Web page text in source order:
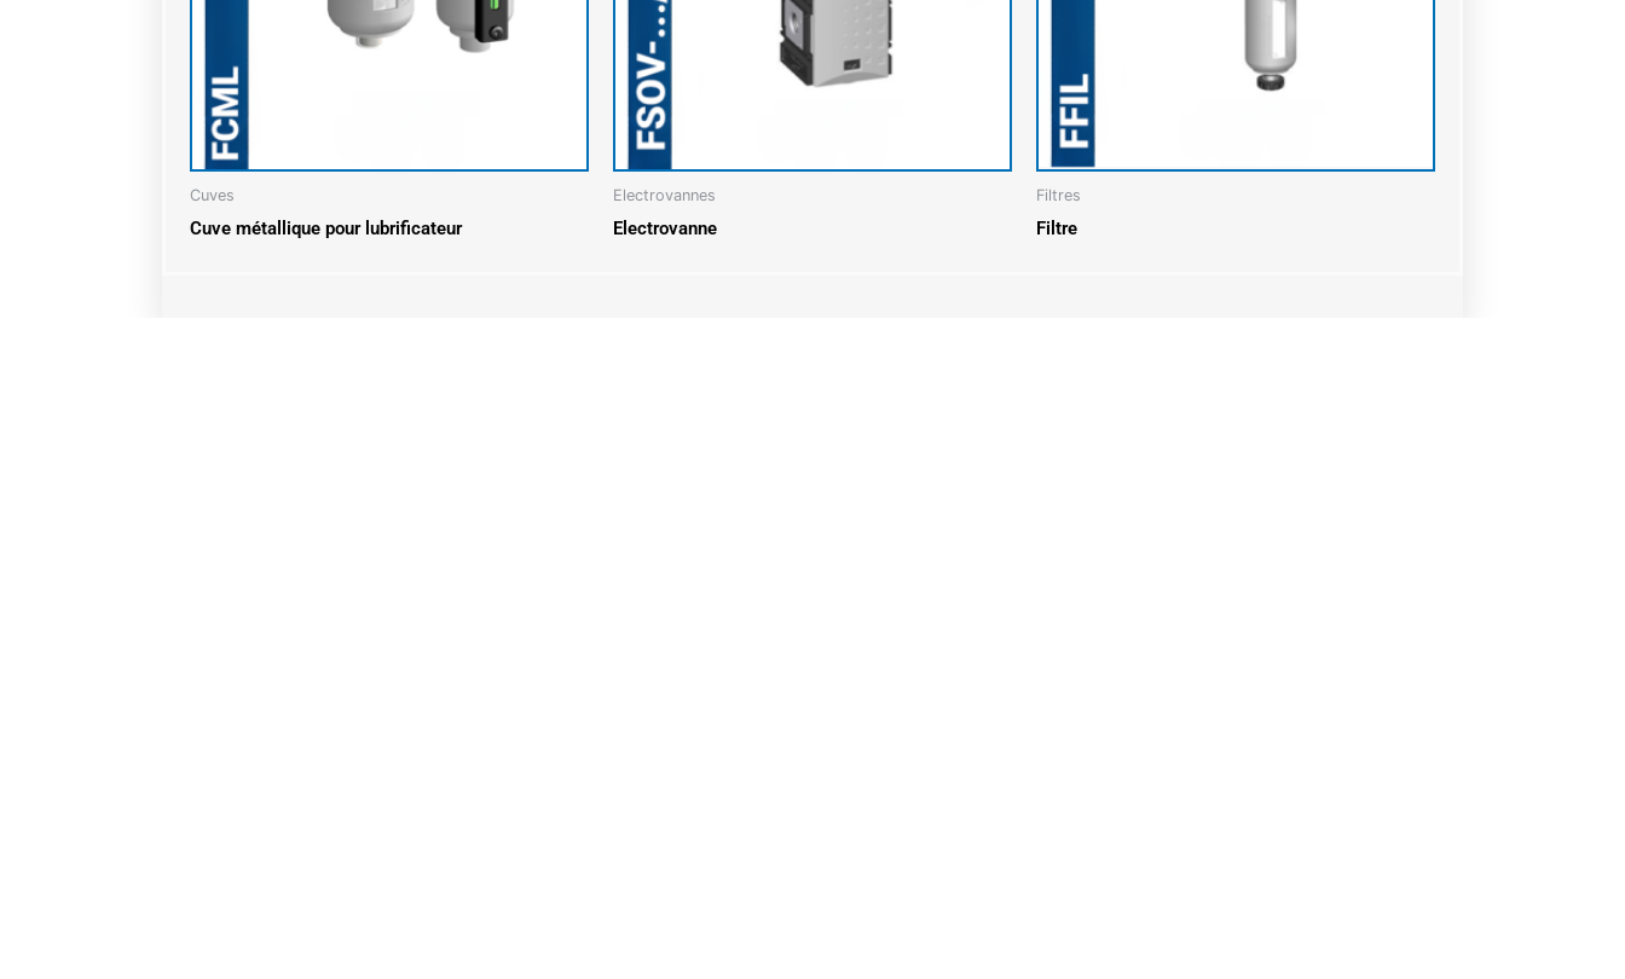
Cuves
Cuve métallique pour lubrificateur
Electrovannes
Electrovanne
Filtres
Filtre